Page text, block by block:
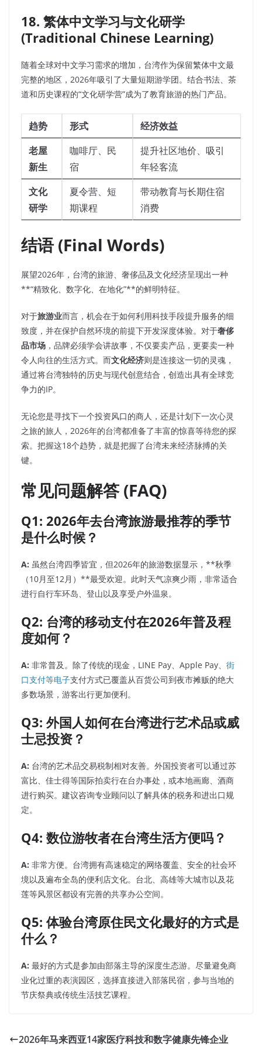
18. 繁体中文学习与文化研学
(Traditional Chinese Learning)
随着全球对中文学习需求的增加，台湾作为保留繁体中文最
完整的地区，2026年吸引了大量短期游学团。结合书法、茶
道和历史课程的“文化研学营”成为了教育旅游的热门产品。
趋势 形式
经济效益
老屋
新生
咖啡厅、民
宿
提升社区地价、吸引
年轻客流
文化
研学
夏令营、短
期课程
带动教育与长期住宿
消费
结语 (Final Words)
展望2026年，台湾的旅游、奢侈品及文化经济呈现出一种
**“精致化、数字化、在地化”**的鲜明特征。
对于旅游业而言，机会在于如何利用科技手段提升服务的细
致度，并在保护自然环境的前提下开发深度体验。对于奢侈
品市场 ，品牌必须学会讲故事，不仅要卖产品，更要卖一种
令人向往的生活方式。而文化经济则是连接这一切的灵魂，
通过将台湾独特的历史与现代创意结合，创造出具有全球竞
争力的IP。
无论您是寻找下一个投资风口的商人，还是计划下一次心灵
之旅的旅人，2026年的台湾都准备了丰富的惊喜等待您的探
索。把握这18个趋势，就是把握了台湾未来经济脉搏的关
键。
常见问题解答 (FAQ)
Q1: 2026年去台湾旅游最推荐的季节
是什么时候？
A: 虽然台湾四季皆宜，但2026年的旅游数据显示，**秋季
（10月至12月）**最受欢迎。此时天气凉爽少雨，非常适合
进行自行车环岛、登山以及享受户外温泉。
Q2: 台湾的移动支付在2026年普及程
度如何？
A: 非常普及。除了传统的现金，LINE Pay、Apple Pay、 街
口支付等电子支付方式已覆盖从百货公司到夜市摊贩的绝大
多数场景，游客出行更加便利。
Q3: 外国人如何在台湾进行艺术品或威
士忌投资？
A: 台湾的艺术品交易税制相对友善。外国投资者可以通过苏
富比、佳士得等国际拍卖行在台办事处，或本地画廊、酒商
进行购买。建议咨询专业顾问以了解具体的税务和进出口规
定。
Q4: 数位游牧者在台湾生活方便吗？
A: 非常方便。台湾拥有高速稳定的网络覆盖、安全的社会环
境以及遍布全岛的便利店文化。台北、高雄等大城市以及花
莲等风景区都设有完善的共享办公空间。
Q5: 体验台湾原住民文化最好的方式是
什么？
A: 最好的方式是参加由部落主导的深度生态游。尽量避免商
业化过重的表演园区，选择直接进入部落民宿，参与当地的
节庆祭典或传统生活技艺课程。
2026年马来西亚14家医疗科技和数字健康先锋企业